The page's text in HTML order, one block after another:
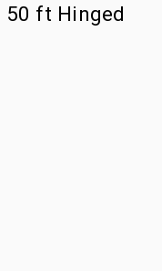
50 ft Hinged